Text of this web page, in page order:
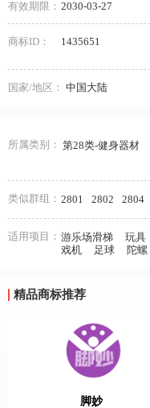
有效期限： 2030-03-27
商标ID： 1435651
国家/地区： 中国大陆
所属类别： 第28类-健身器材
类似群组： 2801 2802 2804
适用项目： 游乐场滑梯 玩具
戏机
足球 陀螺
精品商标推荐
脚妙